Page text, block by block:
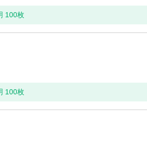
100枚
100枚